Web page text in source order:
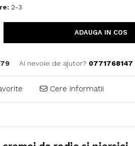
2-3
ADAUGA IN COS
Ai nevoie de ajutor? 0771768147
Cere informatii